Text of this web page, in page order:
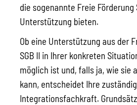
die sogenannte Freie Förderung
Unterstützung bieten.
Ob eine Unterstützung aus der
SGB II in Ihrer konkreten
möglich ist und, falls ja, wie sie
kann, entscheidet Ihre
Integrationsfachkraft.